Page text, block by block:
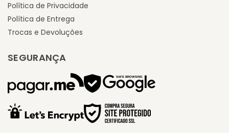
Política de Privacidade
Política de Entrega
Trocas e Devoluções
SEGURANÇA